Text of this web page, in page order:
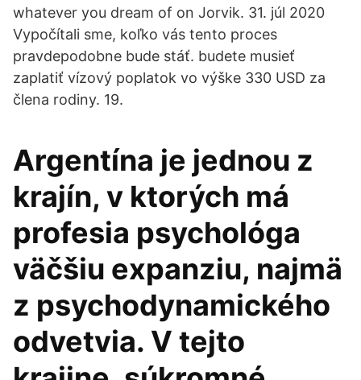
whatever you dream of on Jorvik. 31. júl 2020
Vypočítali sme, koľko vás tento proces
pravdepodobne bude stáť. budete musieť
zaplatiť vízový poplatok vo výške 330 USD za
člena rodiny. 19.
Argentína je jednou z
krajín, v ktorých má
profesia psychológa
väčšiu expanziu, najmä
z psychodynamického
odvetvia. V tejto